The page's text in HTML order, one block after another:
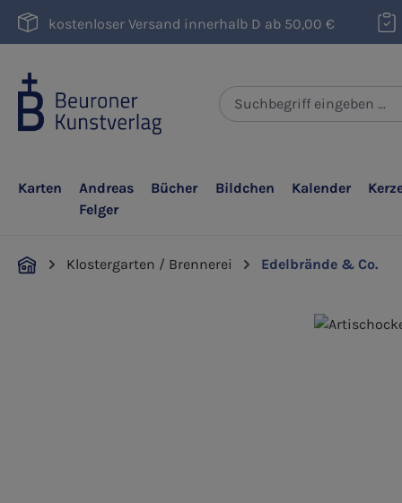
Hauptinhalt springen
Zur Suche springen
Zur Hauptnavigation springen
kostenloser Versand innerhalb D ab 50,00 €
Karten
Andreas
Felger
Bücher Bildchen Kalender
Klostergarten / Brennerei Edelbrände & Co.